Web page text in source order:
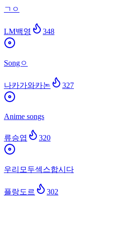
ㄱㅇ
LM백영 348
Songㅇ
나카가와카논 327
Anime songs
류승엽 320
우리모두섹스합시다
플랑도르 302